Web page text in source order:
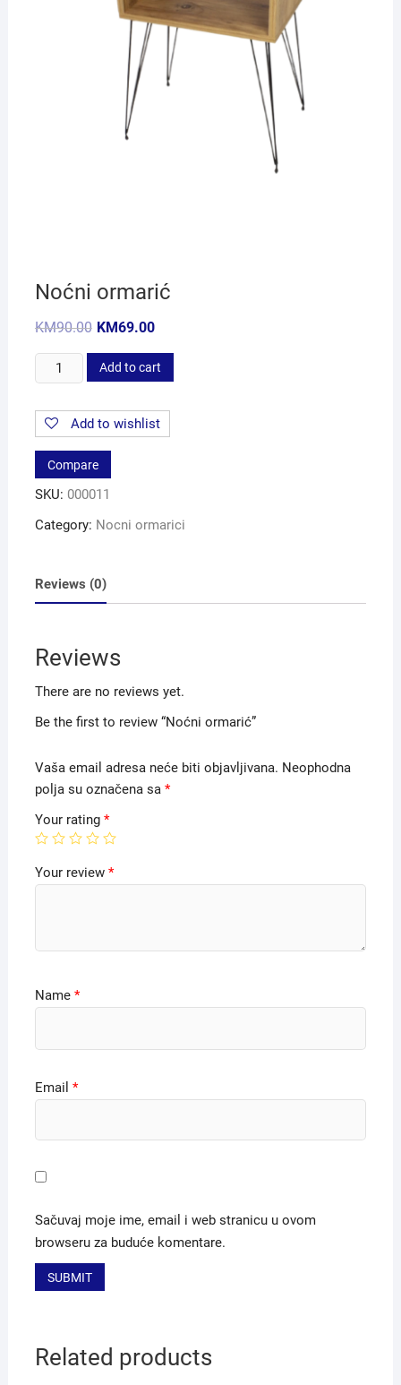
Noćni ormarić
KM90.00 KM69.00
Noćni
ormarić
Add to cart
Add to wishlist
Compare
SKU: 000011
Category: Nocni ormarici
Reviews (0)
Reviews
There are no reviews yet.
Be the first to review “Noćni ormarić”
Vaša email adresa neće biti objavljivana. Neophodna
polja su označena sa *
Your rating *
Your review *
Name *
Email *
Sačuvaj moje ime, email i web stranicu u ovom
browseru za buduće komentare.
Related products